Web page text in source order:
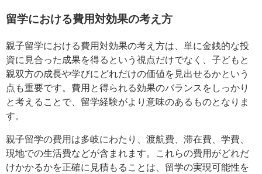
留学における費用対効果の考え方
親子留学における費用対効果の考え方は、単に金銭的な投
資に見合った成果を得るという視点だけでなく、子どもと
親双方の成長や学びにどれだけの価値を見出せるかという
点も重要です。費用と得られる効果のバランスをしっかり
と考えることで、留学経験がより意味のあるものとなりま
す。
親子留学の費用は多岐にわたり、渡航費、滞在費、学費、
現地での生活費などが含まれます。これらの費用がどれだ
けかかるかを正確に見積もることは、留学の実現可能性を